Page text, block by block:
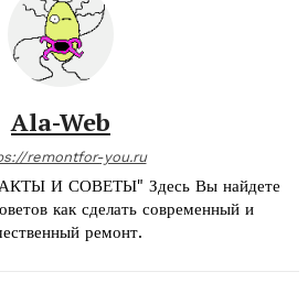
Ala-Web
remontfor-you.ru
И СОВЕТЫ" Здесь Вы найдете
как сделать современный и
ремонт.